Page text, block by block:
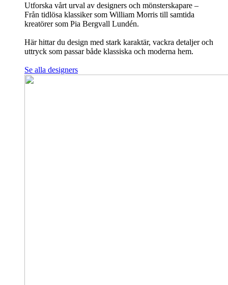
Utforska vårt urval av designers och mönsterskapare –
Från tidlösa klassiker som William Morris till samtida
kreatörer som Pia Bergvall Lundén.
Här hittar du design med stark karaktär, vackra detaljer och
uttryck som passar både klassiska och moderna hem.
Se alla designers